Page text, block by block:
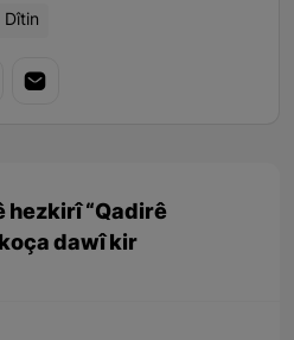
hezkirî “Qadirê
dawî kir